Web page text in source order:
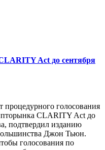
Act до сентября
процедурного голосования
CLARITY Act до
подтвердил изданию
Джон Тьюн.
голосования по